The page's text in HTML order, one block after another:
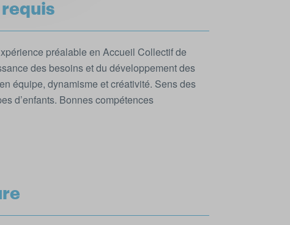
préalable en Accueil Collectif de
des besoins et du développement des
équipe, dynamisme et créativité. Sens des
d’enfants. Bonnes compétences